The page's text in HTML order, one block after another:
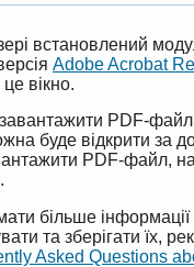
встановлений
Adobe Acrobat
вікно.
PDF-
буде відкрити за
PDF-файл,
більше
та зберігати їх,
Asked Questions